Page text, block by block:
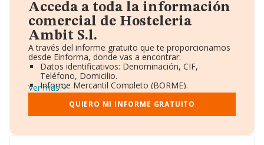
Acceda a toda la información
comercial de Hosteleria
Ambit S.l.
A través del informe gratuito que te proporcionamos
desde Einforma, donde vas a encontrar:
Datos identificativos: Denominación, CIF,
Teléfono, Domicilio.
Informe Mercantil Completo (BORME).
Gráficos de Evolución Ventas y Empleados.
Consejo de Administración y Administradores.
Directivos y Ejecutivos.
Ver más
QUIERO MI INFORME GRATUITO